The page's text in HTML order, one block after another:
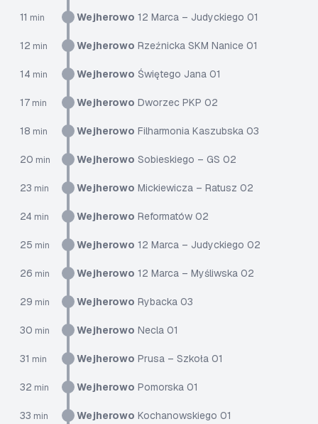
11 min Wejherowo 12 Marca – Judyckiego 01
12 min Wejherowo Rzeźnicka SKM Nanice 01
14 min Wejherowo Świętego Jana 01
17 min Wejherowo Dworzec PKP 02
18 min Wejherowo Filharmonia Kaszubska 03
20 min Wejherowo Sobieskiego – GS 02
23 min Wejherowo Mickiewicza – Ratusz 02
24 min Wejherowo Reformatów 02
25 min Wejherowo 12 Marca – Judyckiego 02
26 min Wejherowo 12 Marca – Myśliwska 02
29 min Wejherowo Rybacka 03
30 min Wejherowo Necla 01
31 min Wejherowo Prusa – Szkoła 01
32 min Wejherowo Pomorska 01
33 min Wejherowo Kochanowskiego 01